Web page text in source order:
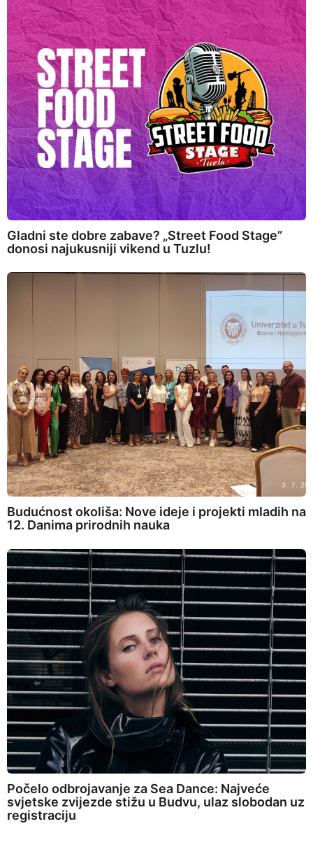
Gladni ste dobre zabave? „Street Food Stage”
donosi najukusniji vikend u Tuzlu!
Budućnost okoliša: Nove ideje i projekti mladih na
12. Danima prirodnih nauka
Počelo odbrojavanje za Sea Dance: Najveće
svjetske zvijezde stižu u Budvu, ulaz slobodan uz
registraciju